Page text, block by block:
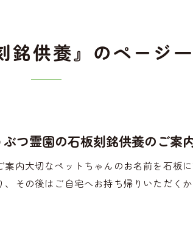
銘供養』のページ
つ霊園の石板刻銘供養のご案
案内大切なペットちゃんのお名前を石板
、その後はご自宅へお持ち帰りいただく